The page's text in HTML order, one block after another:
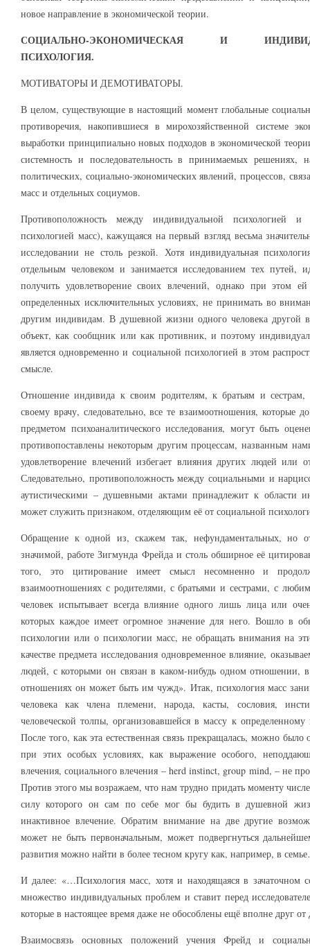
новое направление в экономической теории.
СОЦИАЛЬНО-ЭКОНОМИЧЕСКАЯ И
ПСИХОЛОГИЯ.
МОТИВАТОРЫ И ДЕМОТИВАТОРЫ.
В целом, существующие в настоящий момент глобальные
противоречия, накопившиеся в мирохозяйственной системе
выработки принципиально новых подходов в экономической
системность и последовательность в принимаемых решениях,
политических, социально-экономических явлений, процессов,
масс и отдельных социумов.
Противоположность между индивидуальной психологией
психологией масс), кажущаяся на первый взгляд весьма
исследовании не столь резкой. Хотя индивидуальная
отдельным человеком и занимается исследованием тех путей,
получить удовлетворение своих влечений, однако при этом
определенных исключительных условиях, не принимать во
другим индивидам. В душевной жизни одного человека другой
объект, как сообщник или как противник, и поэтому
является одновременно и социальной психологией в этом
смысле.
Отношение индивида к своим родителям, к братьям и
своему врачу, следовательно, все те взаимоотношения, которые
предметом психоаналитического исследования, могут быть
противопоставлены некоторым другим процессам, названным
удовлетворение влечений избегает влияния других людей или
Следовательно, противоположность между социальными и
аутистическими – душевными актами принадлежит к области
может служить признаком, отделяющим её от социальной
Обращение к одной из, скажем так, нефундаментальных, но
значимой, работе Зигмунда Фрейда и столь обширное её
того, это цитирование имеет смысл несомненно и
взаимоотношениях с родителями, с братьями и сестрами, с
человек испытывает всегда влияние одного лишь лица или
которых каждое имеет огромное значение для него. Вошло в
психологии или о психологии масс, не обращать внимания на
качестве предмета исследования одновременное влияние,
людей, с которыми он связан в каком-нибудь одном отношении,
отношениях он может быть им чужд». Итак, психология масс
человека как члена племени, народа, касты, сословия,
человеческой толпы, организовавшейся в массу к
После того, как эта естественная связь прекращалась, можно
при этих особых условиях, как выражение особого,
влечения, социального влечения – herd instinct, group mind, – не
Против этого мы возражаем, что нам трудно придать моменту
силу которого он сам по себе мог бы будить в душевной
инактивное влечение. Обратим внимание на две другие
может не быть первоначальным, может подвергнуться
развития можно найти в более тесном кругу как, например, в
И далее: «…Психология масс, хотя и находящаяся в зачаточном
множество индивидуальных проблем и ставит перед
которые в настоящее время даже не обособлены ещё вполне друг
Взаимосвязь основных положений учения Фрейд и